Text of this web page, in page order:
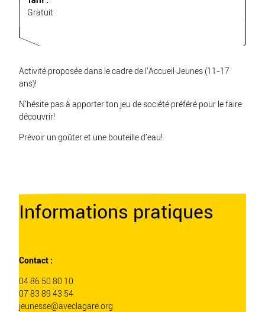
Gratuit
Activité proposée dans le cadre de l’Accueil Jeunes (11-17
ans)!
N’hésite pas à apporter ton jeu de société préféré pour le faire
découvrir!
Prévoir un goûter et une bouteille d’eau!
Informations pratiques
Contact :
04 86 50 80 10
07 83 89 43 54
jeunesse@aveclagare.org